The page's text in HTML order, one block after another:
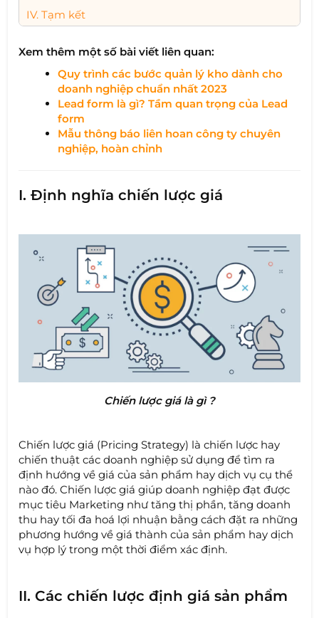
IV. Tạm kết
Xem thêm một số bài viết liên quan:
Quy trình các bước quản lý kho dành cho
doanh nghiệp chuẩn nhất 2023
Lead form là gì? Tầm quan trọng của Lead
form
Mẫu thông báo liên hoan công ty chuyên
nghiệp, hoàn chỉnh
I. Định nghĩa chiến lược giá
Chiến lược giá là gì ?
Chiến lược giá (Pricing Strategy) là chiến lược hay
chiến thuật các doanh nghiệp sử dụng để tìm ra
định hướng về giá của sản phẩm hay dịch vụ cụ thể
nào đó. Chiến lược giá giúp doanh nghiệp đạt được
mục tiêu Marketing như tăng thị phần, tăng doanh
thu hay tối đa hoá lợi nhuận bằng cách đặt ra những
phương hướng về giá thành của sản phẩm hay dịch
vụ hợp lý trong một thời điểm xác định.
II. Các chiến lược định giá sản phẩm